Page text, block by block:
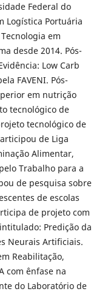
Federal do
Logística Portuária
em
desde 2014. Pós-
Low Carb
FAVENI. Pós-
em nutrição
tecnológico de
tecnológico de
de Liga
Alimentar,
Trabalho para a
de pesquisa sobre
de escolas
de projeto com
Predição da
Neurais Artificiais.
Reabilitação,
com ênfase na
do Laboratório de